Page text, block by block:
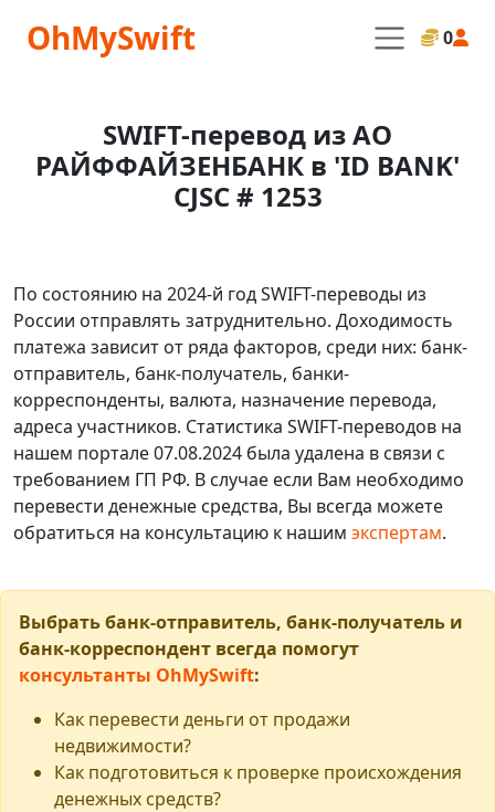
OhMySwift 0
SWIFT-перевод из АО
РАЙФФАЙЗЕНБАНК в 'ID BANK'
CJSC # 1253
По состоянию на 2024-й год SWIFT-переводы из
России отправлять затруднительно. Доходимость
платежа зависит от ряда факторов, среди них: банк-
отправитель, банк-получатель, банки-
корреспонденты, валюта, назначение перевода,
адреса участников. Статистика SWIFT-переводов на
нашем портале 07.08.2024 была удалена в связи с
требованием ГП РФ. В случае если Вам необходимо
перевести денежные средства, Вы всегда можете
обратиться на консультацию к нашим экспертам.
Выбрать банк-отправитель, банк-получатель и
банк-корреспондент всегда помогут
консультанты OhMySwift:
Как перевести деньги от продажи
недвижимости?
Как подготовиться к проверке происхождения
денежных средств?